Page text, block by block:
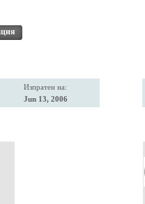
Изпратен на:
Jun 13, 2006